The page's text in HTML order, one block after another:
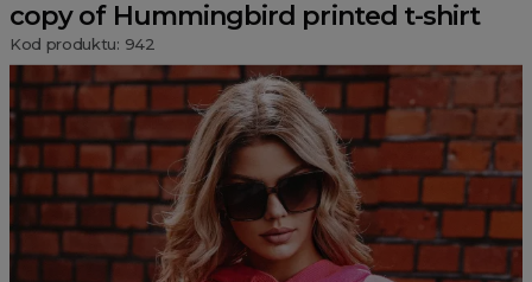
copy of Hummingbird printed t-shirt
Kod produktu: 942